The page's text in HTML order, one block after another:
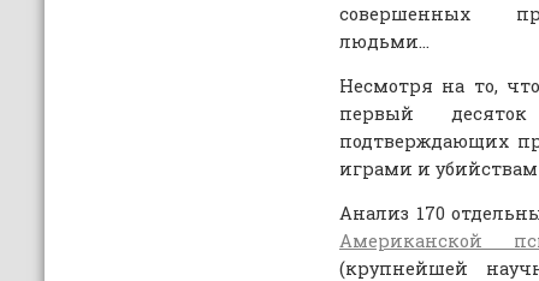
совершенных
людьми…
Несмотря на то,
первый
подтверждающих
играми и
Анализ 170
Американской
(крупнейшей